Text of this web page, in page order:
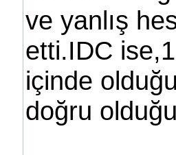
ve yanlış
etti.IDC
içinde
doğru